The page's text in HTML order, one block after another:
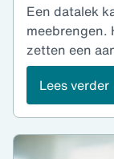
Een datalek
meebrengen.
zetten een
Lees verder